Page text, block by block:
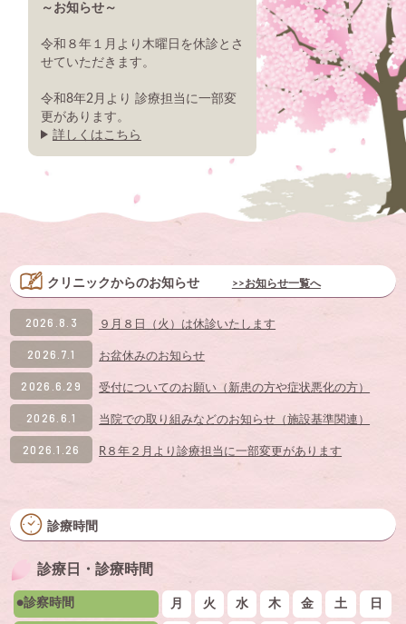
～お知らせ～
令和８年１月より木曜日を休診とさ
せていただきます。
令和8年2月より 診療担当に一部変
更があります。
詳しくはこちら
クリニックからのお知らせ >>お知らせ一覧へ
2026.8.3 ９月８日（火）は休診いたします
2026.7.1 お盆休みのお知らせ
2026.6.29 受付についてのお願い（新患の方や症状悪化の方）
2026.6.1 当院での取り組みなどのお知らせ（施設基準関連）
2026.1.26 R８年２月より診療担当に一部変更があります
診療時間
診療日・診療時間
●診察時間 月 火 水 木 金 土 日